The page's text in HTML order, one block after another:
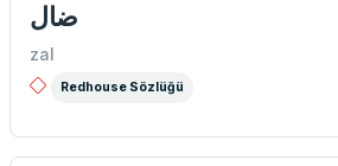
ضال
zal
Redhouse Sözlüğü